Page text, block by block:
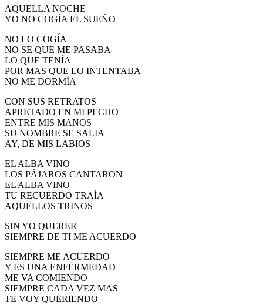
AQUELLA NOCHE
YO NO COGÍA EL SUEÑO
NO LO COGÍA
NO SE QUE ME PASABA
LO QUE TENÍA
POR MAS QUE LO INTENTABA
NO ME DORMÍA
CON SUS RETRATOS
APRETADO EN MI PECHO
ENTRE MIS MANOS
SU NOMBRE SE SALIA
AY, DE MIS LABIOS
EL ALBA VINO
LOS PÁJAROS CANTARON
EL ALBA VINO
TU RECUERDO TRAÍA
AQUELLOS TRINOS
SIN YO QUERER
SIEMPRE DE TI ME ACUERDO
SIEMPRE ME ACUERDO
Y ES UNA ENFERMEDAD
ME VA COMIENDO
SIEMPRE CADA VEZ MAS
TE VOY QUERIENDO